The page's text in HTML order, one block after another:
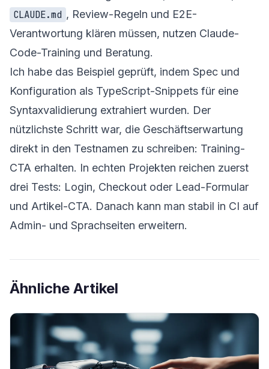
CLAUDE.md , Review-Regeln und E2E-
Verantwortung klären müssen, nutzen Claude-
Code-Training und Beratung.
Ich habe das Beispiel geprüft, indem Spec und
Konfiguration als TypeScript-Snippets für eine
Syntaxvalidierung extrahiert wurden. Der
nützlichste Schritt war, die Geschäftserwartung
direkt in den Testnamen zu schreiben: Training-
CTA erhalten. In echten Projekten reichen zuerst
drei Tests: Login, Checkout oder Lead-Formular
und Artikel-CTA. Danach kann man stabil in CI auf
Admin- und Sprachseiten erweitern.
Ähnliche Artikel